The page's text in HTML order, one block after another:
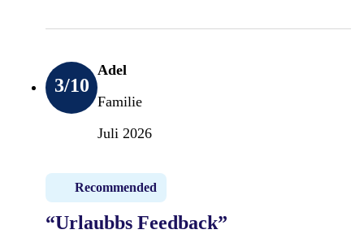
3/10
Adel
Familie
Juli 2026
Recommended
“Urlaubbs Feedback”